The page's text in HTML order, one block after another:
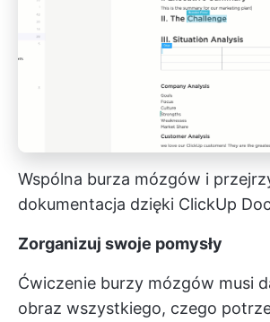
Wspólna burza mózgów i
dokumentacja dzięki ClickUp
Zorganizuj swoje pomysły
Ćwiczenie burzy mózgów musi
obraz wszystkiego, czego